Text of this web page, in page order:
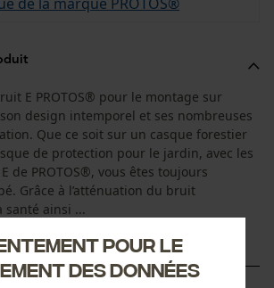
E PROTOS® pour le montage sur
design intemporel et ses nombreuses
Que ce soit sur un casque forestier
de protection pour le jardin, avec les
de PROTOS®, vous êtes toujours
Grâce à l’atténuation du bruit
santé ainsi ...
pour le
des données